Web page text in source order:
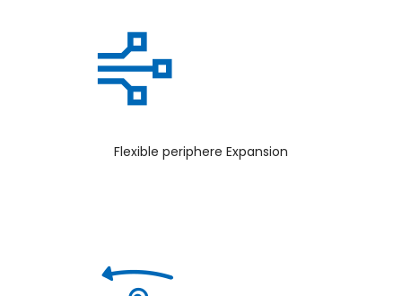
Flexible periphere Expansion